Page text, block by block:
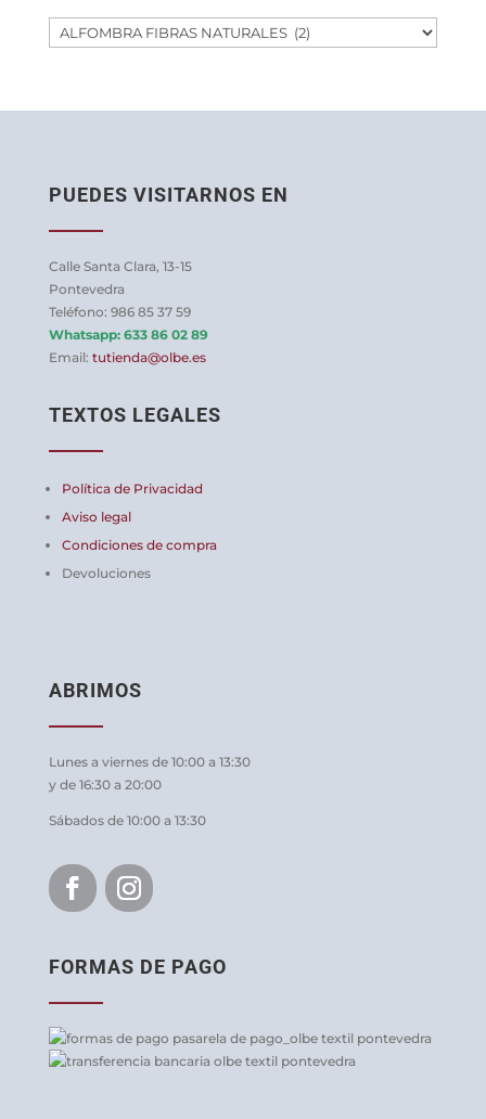
PUEDES VISITARNOS EN
Calle Santa Clara, 13-15
Pontevedra
Teléfono: 986 85 37 59
Whatsapp: 633 86 02 89
Email: tutienda@olbe.es
TEXTOS LEGALES
Política de Privacidad
Aviso legal
Condiciones de compra
Devoluciones
ABRIMOS
Lunes a viernes de 10:00 a 13:30
y de 16:30 a 20:00
Sábados de 10:00 a 13:30
FORMAS DE PAGO